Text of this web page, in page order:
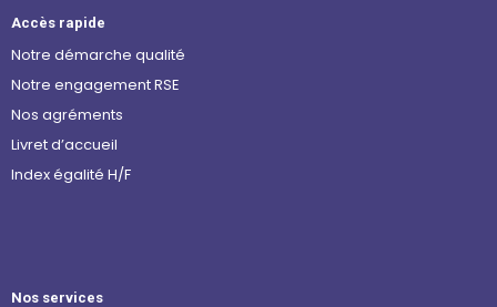
Accès rapide
Notre démarche qualité
Notre engagement RSE
Nos agréments
Livret d’accueil
Index égalité H/F
Nos services